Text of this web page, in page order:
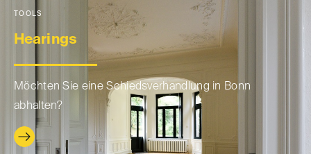
TOOLS
Hearings
Möchten Sie eine Schiedsverhandlung in Bonn
abhalten?